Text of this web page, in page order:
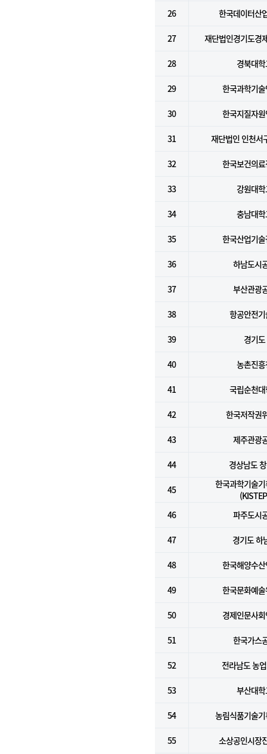
26 한국데이터산
27 재단법인경기도경
28 경북대
29 한국과학기
30 한국지질자
31 재단법인 인천서
32 한국보건의
33 강원대
34 충남대
35 한국산업기
36 하남도시
37 부산관광
38 항공안전
39 경기도
40 농촌진
41 국립순천
42 한국저작권
43 제주관광
44 경상남도
45
한국과학기술
46
파주도시
47 경기도 하
48 한국해양수
49 한국문화예
50 경제인문사
51 한국가스
52 전라남도 농
53 부산대
54 농림식품기술
55 소상공인시장